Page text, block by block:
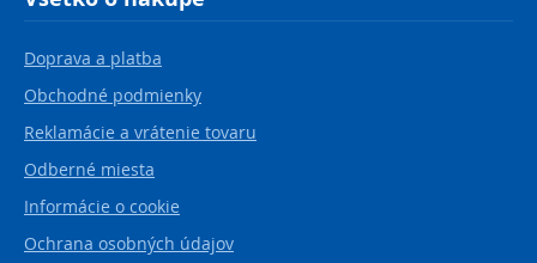
Doprava a platba
Obchodné podmienky
Reklamácie a vrátenie tovaru
Odberné miesta
Informácie o cookie
Ochrana osobných údajov